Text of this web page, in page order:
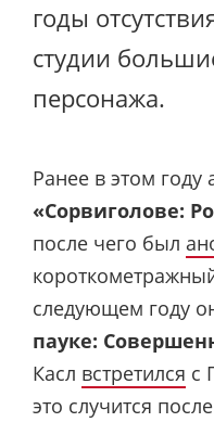
годы
студии
персонажа.
Ранее в этом году
«Сорвиголове:
после чего был
следующем году
пауке:
Касл встретился с
это случится